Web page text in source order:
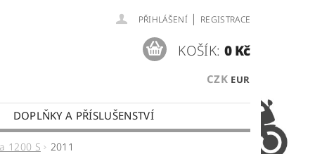
PŘIHLÁŠENÍ | REGISTRACE
CZK EUR
KOŠÍK: 0 Kč
DOPLŇKY A PŘÍSLUŠENSTVÍ
OBCHODNÍ PODMÍNKY
1200 S 2011